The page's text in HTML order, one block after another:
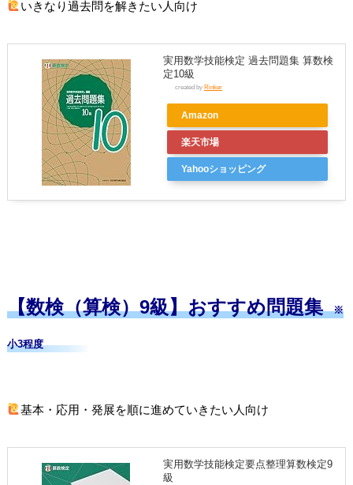
いきなり過去問を解きたい人向け
実用数学技能検定 過去問題集 算数検
定10級
created by Rinker
Amazon
楽天市場
Yahooショッピング
【数検（算検）9級】おすすめ問題集※
小3程度
基本・応用・発展を順に進めていきたい人向け
実用数学技能検定要点整理算数検定9
級